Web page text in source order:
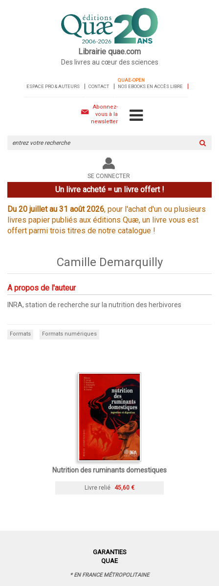
Librairie quae.com
Des livres au cœur des sciences
ESPACE PRO & AUTEURS CONTACT
QUAE-OPEN
NOS EBOOKS EN ACCÈS LIBRE
Abonnez-
vous à la
newsletter
le
site
SE CONNECTER
Un livre acheté = un livre offert !
Du 20 juillet au 31 août 2026, pour l'achat d'un ou plusieurs
livres papier publiés aux éditions Quæ, un livre vous est
offert parmi trois titres de notre catalogue !
Camille Demarquilly
A propos de l'auteur
INRA, station de recherche sur la nutrition des herbivores
Formats Formats numériques
Nutrition des ruminants domestiques
Livre relié 45,60 €
GARANTIES
QUAE
* EN FRANCE MÉTROPOLITAINE